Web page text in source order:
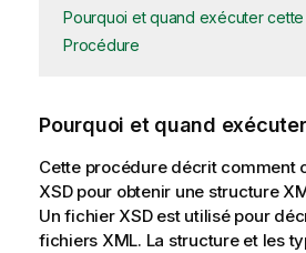
Pourquoi et quand exécuter
Procédure
Pourquoi et quand
Cette procédure décrit comment
XSD pour obtenir une structure
Un fichier XSD est utilisé pour
fichiers XML. La structure et les